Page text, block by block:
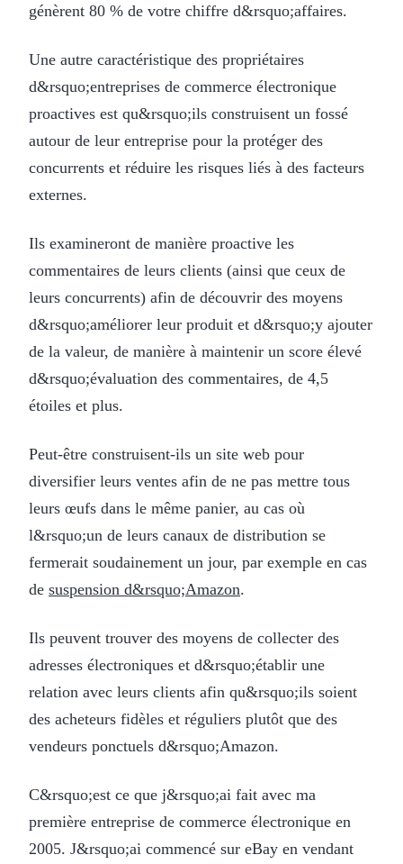
génèrent 80 % de votre chiffre d&rsquo;affaires.
Une autre caractéristique des propriétaires
d&rsquo;entreprises de commerce électronique
proactives est qu&rsquo;ils construisent un fossé
autour de leur entreprise pour la protéger des
concurrents et réduire les risques liés à des facteurs
externes.
Ils examineront de manière proactive les
commentaires de leurs clients (ainsi que ceux de
leurs concurrents) afin de découvrir des moyens
d&rsquo;améliorer leur produit et d&rsquo;y ajouter
de la valeur, de manière à maintenir un score élevé
d&rsquo;évaluation des commentaires, de 4,5
étoiles et plus.
Peut-être construisent-ils un site web pour
diversifier leurs ventes afin de ne pas mettre tous
leurs œufs dans le même panier, au cas où
l&rsquo;un de leurs canaux de distribution se
fermerait soudainement un jour, par exemple en cas
de suspension d&rsquo;Amazon.
Ils peuvent trouver des moyens de collecter des
adresses électroniques et d&rsquo;établir une
relation avec leurs clients afin qu&rsquo;ils soient
des acheteurs fidèles et réguliers plutôt que des
vendeurs ponctuels d&rsquo;Amazon.
C&rsquo;est ce que j&rsquo;ai fait avec ma
première entreprise de commerce électronique en
2005. J&rsquo;ai commencé sur eBay en vendant